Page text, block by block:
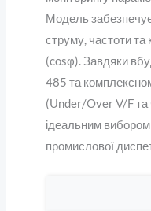
Модель
струму, частоти та
(cosφ). Завдяки
485 та
(Under/Over V/F та
ідеальним
промислової